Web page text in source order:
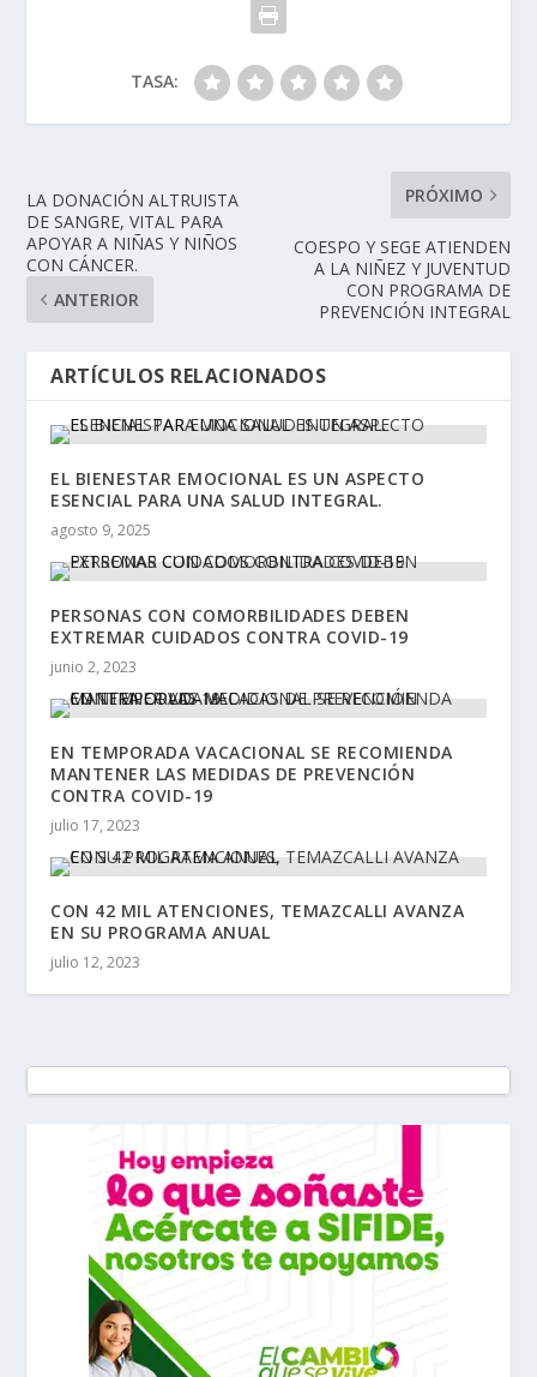
TASA:
LA DONACIÓN ALTRUISTA
DE SANGRE, VITAL PARA
APOYAR A NIÑAS Y NIÑOS
CON CÁNCER.
ANTERIOR
PRÓXIMO
COESPO Y SEGE ATIENDEN
A LA NIÑEZ Y JUVENTUD
CON PROGRAMA DE
PREVENCIÓN INTEGRAL
ARTÍCULOS RELACIONADOS
EL BIENESTAR EMOCIONAL ES UN ASPECTO
ESENCIAL PARA UNA SALUD INTEGRAL.
agosto 9, 2025
PERSONAS CON COMORBILIDADES DEBEN
EXTREMAR CUIDADOS CONTRA COVID-19
junio 2, 2023
EN TEMPORADA VACACIONAL SE RECOMIENDA
MANTENER LAS MEDIDAS DE PREVENCIÓN
CONTRA COVID-19
julio 17, 2023
CON 42 MIL ATENCIONES, TEMAZCALLI AVANZA
EN SU PROGRAMA ANUAL
julio 12, 2023